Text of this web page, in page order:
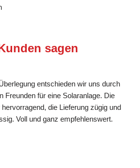
sagen
entschieden wir uns durch
Freunden für eine Solaranlage. Die
die Lieferung zügig und
Voll und ganz empfehlenswert.